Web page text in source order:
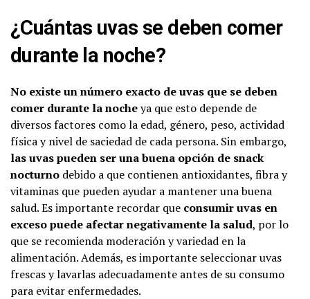
¿Cuántas uvas se deben comer
durante la noche?
No existe un número exacto de uvas que se deben
comer durante la nocheya que esto depende de
diversos factores como la edad, género, peso, actividad
física y nivel de saciedad de cada persona. Sin embargo,
las uvas pueden ser una buena opción de snack
nocturno debido a que contienen antioxidantes, fibra y
vitaminas que pueden ayudar a mantener una buena
salud. Es importante recordar que consumir uvas en
exceso puede afectar negativamente la salud, por lo
que se recomienda moderación y variedad en la
alimentación. Además, es importante seleccionar uvas
frescas y lavarlas adecuadamente antes de su consumo
para evitar enfermedades.